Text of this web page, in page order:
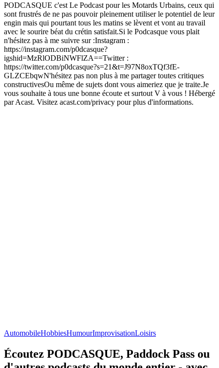
PODCASQUE c'est Le Podcast pour les Motards Urbains, ceux qui
sont frustrés de ne pas pouvoir pleinement utiliser le potentiel de leur
engin mais qui pourtant tous les matins se lèvent et vont au travail
avec le sourire béat du crétin satisfait.Si le Podcasque vous plait
n'hésitez pas à me suivre sur :Instagram :
https://instagram.com/p0dcasque?
igshid=MzRlODBiNWFlZA==Twitter :
https://twitter.com/p0dcasque?s=21&t=J97N8oxTQf3fE-
GLZCEbqwN'hésitez pas non plus à me partager toutes critiques
constructivesOu même de sujets dont vous aimeriez que je traite.Je
vous souhaite à tous une bonne écoute et surtout V à vous ! Hébergé
par Acast. Visitez acast.com/privacy pour plus d'informations.
AutomobileHobbiesHumourImprovisationLoisirs
Écoutez PODCASQUE, Paddock Pass ou